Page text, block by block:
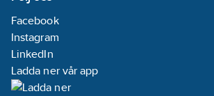
Facebook
Instagram
LinkedIn
Ladda ner vår app